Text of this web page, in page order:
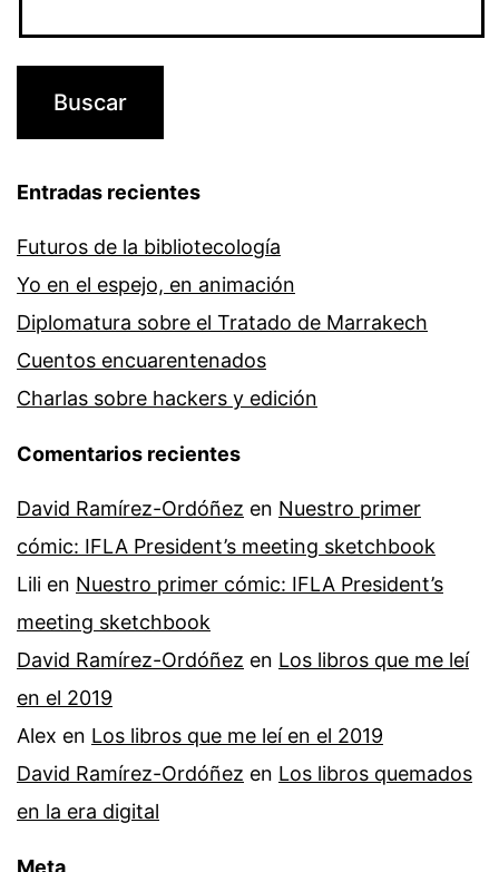
Entradas recientes
Futuros de la bibliotecología
Yo en el espejo, en animación
Diplomatura sobre el Tratado de Marrakech
Cuentos encuarentenados
Charlas sobre hackers y edición
Comentarios recientes
David Ramírez-Ordóñez en Nuestro primer
cómic: IFLA President’s meeting sketchbook
Lili en Nuestro primer cómic: IFLA President’s
meeting sketchbook
David Ramírez-Ordóñez en Los libros que me leí
en el 2019
Alex en Los libros que me leí en el 2019
David Ramírez-Ordóñez en Los libros quemados
en la era digital